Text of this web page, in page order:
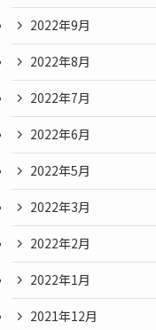
2022年9月
2022年8月
2022年7月
2022年6月
2022年5月
2022年3月
2022年2月
2022年1月
2021年12月